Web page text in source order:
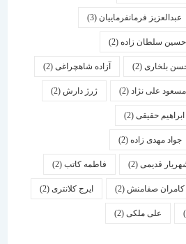
فرمانفرماییان(3)
زاده(2)
(2) آزاده شاهچراغی(2)
نژاد(2) ژرژ دارش (2)
حقیقی(2)
زاده(2)
(2) فاطمه کاتب(2)
صفامنش(2) ایرج کلانتری (2)
ملکی(2)